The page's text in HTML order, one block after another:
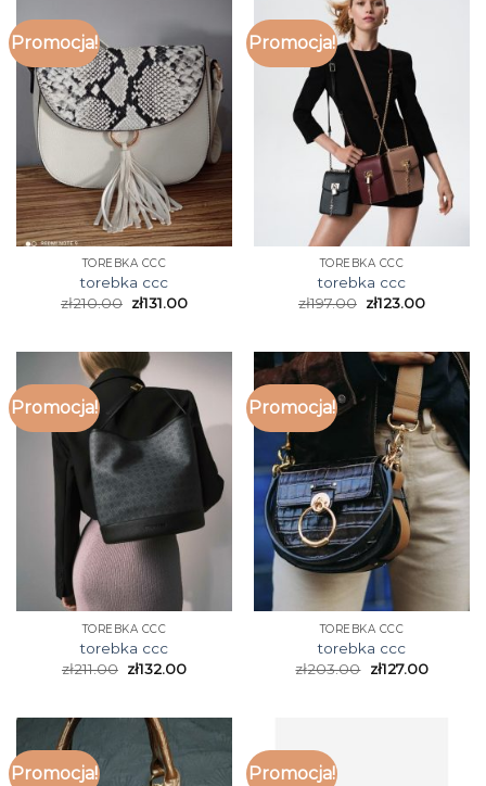
Promocja!
TOREBKA CCC
torebka ccc
zł210.00 zł131.00
Promocja!
TOREBKA CCC
torebka ccc
zł197.00 zł123.00
Promocja!
TOREBKA CCC
torebka ccc
zł211.00 zł132.00
Promocja!
TOREBKA CCC
torebka ccc
zł203.00 zł127.00
Promocja! Promocja!